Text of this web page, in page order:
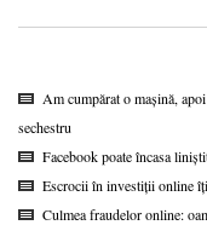
Am cumpărat o mașină,
sechestru
Facebook poate încasa
Escrocii în investiții online
Culmea fraudelor online: